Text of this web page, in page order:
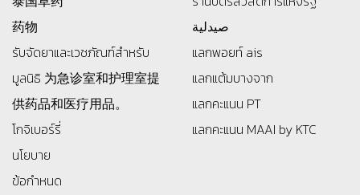
药物
รับจัดยาและเวชภัณฑ์สำหรับ
มูลนิธิ 为急诊室和护理室提
供药品和医疗用品。
โกจิเบอร์รี่
นโยบาย
ข้อกำหนด
صيدلية
แลกพอยท์ ais
แลกแต้มบางจาก
แลกคะแนน PT
แลกคะแนน MAAI by KTC